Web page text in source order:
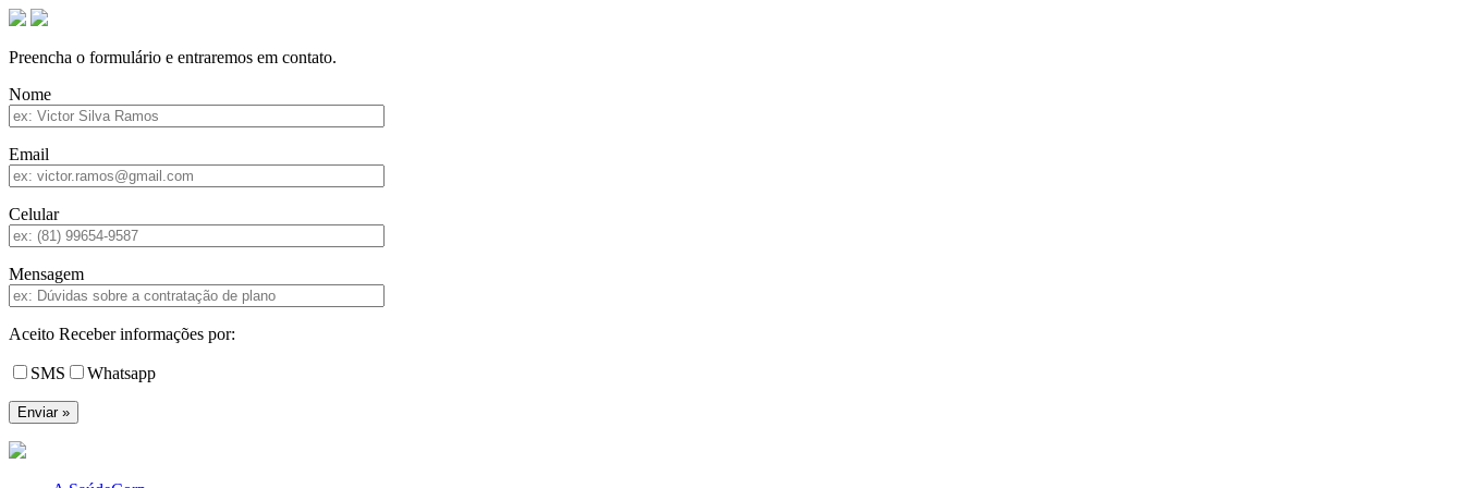
Preencha o formulário e entraremos em contato.
Nome
Email
Celular
Mensagem
Aceito Receber informações por:
SMS Whatsapp